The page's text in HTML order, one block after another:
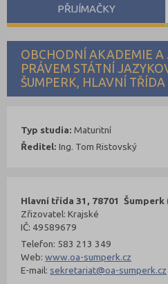
OBCHODNÍ AKADEMIE A
PRÁVEM STÁTNÍ
ŠUMPERK, HLAVNÍ TŘÍDA
Hlavní třída 31, 78701 Šumperk
Zřizovatel: Krajské
IČ: 49589679
Telefon: 583 213 349
Web:www.oa-sumperk.cz
E-mail: sekretariat@oa-sumperk.cz
Typ studia: Maturitní
Ředitel: Ing. Tom Ristovský
PŘIJÍMAČKY